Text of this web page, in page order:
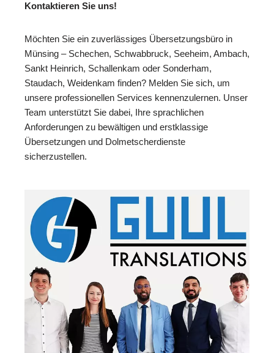
Kontaktieren Sie uns!
Möchten Sie ein zuverlässiges Übersetzungsbüro in
Münsing – Schechen, Schwabbruck, Seeheim, Ambach,
Sankt Heinrich, Schallenkam oder Sonderham,
Staudach, Weidenkam finden? Melden Sie sich, um
unsere professionellen Services kennenzulernen. Unser
Team unterstützt Sie dabei, Ihre sprachlichen
Anforderungen zu bewältigen und erstklassige
Übersetzungen und Dolmetscherdienste
sicherzustellen.